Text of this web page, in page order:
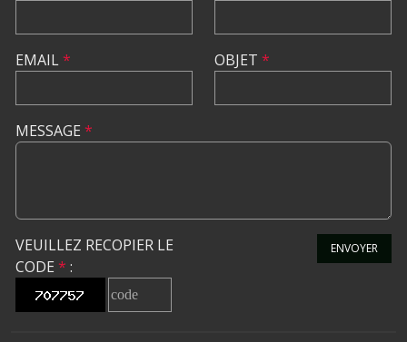
EMAIL* OBJET *
MESSAGE *
VEUILLEZ RECOPIER LE
CODE * :
ENVOYER